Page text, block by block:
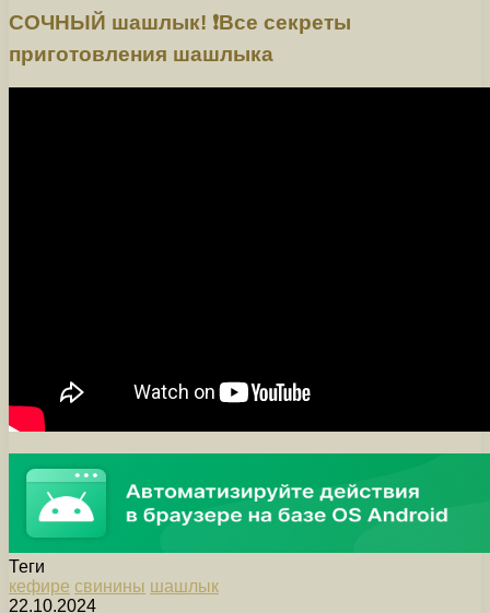
СОЧНЫЙ шашлык! ❗️Все секреты
приготовления шашлыка
Теги
кефире свинины шашлык
22.10.2024